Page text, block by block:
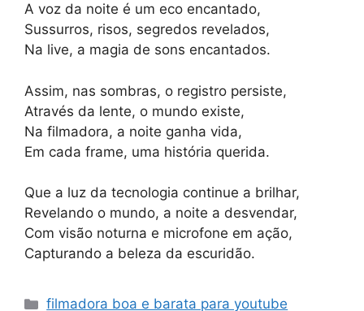
A voz da noite é um eco encantado,
Sussurros, risos, segredos revelados,
Na live, a magia de sons encantados.
Assim, nas sombras, o registro persiste,
Através da lente, o mundo existe,
Na filmadora, a noite ganha vida,
Em cada frame, uma história querida.
Que a luz da tecnologia continue a brilhar,
Revelando o mundo, a noite a desvendar,
Com visão noturna e microfone em ação,
Capturando a beleza da escuridão.
Categorias
filmadora boa e barata para youtube